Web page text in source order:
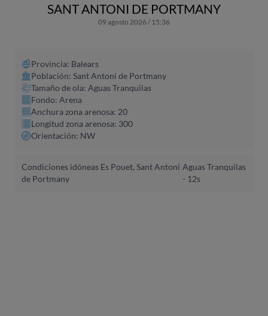
SANT ANTONI DE PORTMANY
09 agosto 2026 / 15:36
Provincia: Balears
Población: Sant Antoni de Portmany
Tamaño de ola: Aguas Tranquilas
Fondo: Arena
Anchura zona arenosa: 20
Longitud zona arenosa: 300
Orientación: NW
Condiciones idóneas Es Pouet, Sant Antoni
de Portmany
Aguas Tranquilas
- 12s